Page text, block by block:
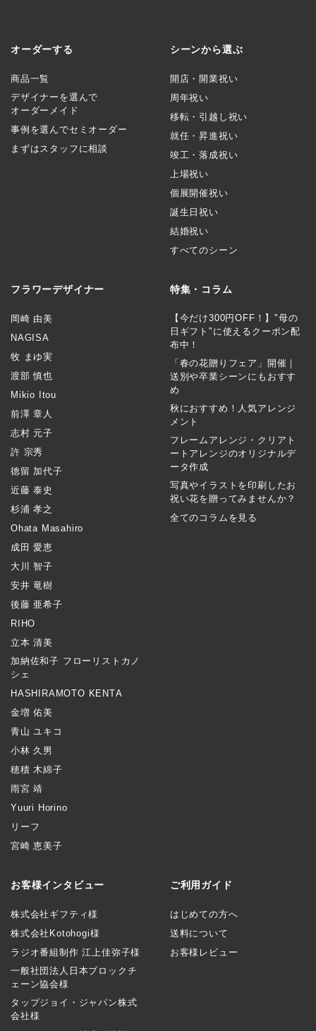
オーダーする
商品一覧
デザイナーを選んで
オーダーメイド
事例を選んでセミオーダー
まずはスタッフに相談
シーンから選ぶ
開店・開業祝い
周年祝い
移転・引越し祝い
就任・昇進祝い
竣工・落成祝い
上場祝い
個展開催祝い
誕生日祝い
結婚祝い
すべてのシーン
フラワーデザイナー
岡崎 由美
NAGISA
牧 まゆ実
渡部 慎也
Mikio Itou
前澤 章人
志村 元子
許 宗秀
徳留 加代子
近藤 泰史
杉浦 孝之
Ohata Masahiro
成田 愛恵
大川 智子
安井 竜樹
後藤 亜希子
RIHO
立本 清美
加納佐和子 フローリストカノ
シェ
HASHIRAMOTO KENTA
金増 佑美
青山 ユキコ
小林 久男
穂積 木綿子
雨宮 靖
Yuuri Horino
リーフ
宮崎 恵美子
特集・コラム
【今だけ300円OFF！】"母の
日ギフト"に使えるクーポン配
布中！
「春の花贈りフェア」開催｜
送別や卒業シーンにもおすす
め
秋におすすめ！人気アレンジ
メント
フレームアレンジ・クリアト
ートアレンジのオリジナルデ
ータ作成
写真やイラストを印刷したお
祝い花を贈ってみませんか？
全てのコラムを見る
お客様インタビュー
株式会社ギフティ様
株式会社Kotohogi様
ラジオ番組制作 江上佳弥子様
一般社団法人日本ブロックチ
ェーン協会様
タップジョイ・ジャパン株式
会社様
ご利用ガイド
はじめての方へ
送料について
お客様レビュー